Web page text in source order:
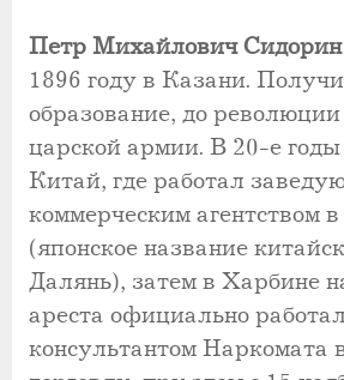
Петр Михайлович Сидорин
1896 году в Казани.
образование, до
царской армии. В 20-е
Китай, где работал
коммерческим агентством
(японское название
Далянь), затем в Харбине
ареста официально
консультантом Наркомата